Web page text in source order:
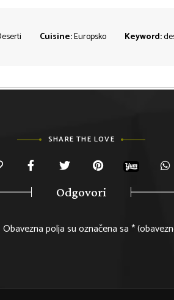
Cuisine:Europsko Keyword:
SHARE THE LOVE
Odgovori
Obavezna polja su označena sa*